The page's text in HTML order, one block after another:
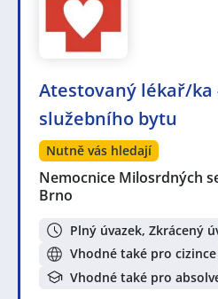
Atestovaný lékař/ka
služebního bytu
Nutně vás hledají
Nemocnice Milosrdných
Brno
Plný úvazek, Zkrácený
Vhodné také pro cizince
Vhodné také pro